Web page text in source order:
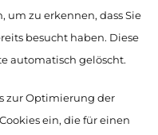
um zu erkennen, dass Sie
besucht haben. Diese
automatisch gelöscht.
zur Optimierung der
ein, die für einen